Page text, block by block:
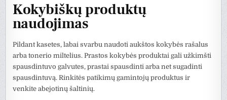
Kokybiškų produktų
naudojimas
Pildant kasetes, labai svarbu naudoti aukštos kokybės rašalus
arba tonerio miltelius. Prastos kokybės produktai gali užkimšti
spausdintuvo galvutes, prastai spausdinti arba net sugadinti
spausdintuvą. Rinkitės patikimų gamintojų produktus ir
venkite abejotinų šaltinių.